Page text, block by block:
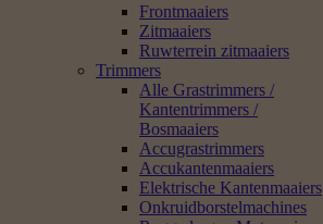
Frontmaaiers
Zitmaaiers
Ruwterrein zitmaaiers
Trimmers
Alle Grastrimmers /
Kantentrimmers /
Bosmaaiers
Accugrastrimmers
Accukantenmaaiers
Elektrische Kantenmaaiers
Onkruidborstelmachines